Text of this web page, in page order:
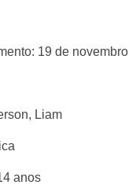
19 de novembro
Liam
anos